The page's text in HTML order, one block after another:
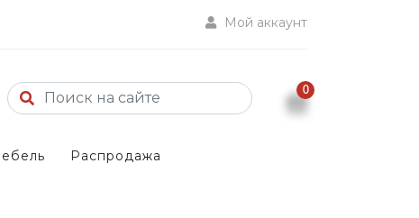
Мой аккаунт
0
Распродажа